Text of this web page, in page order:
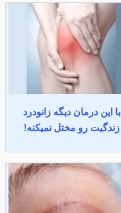
با این درمان دیگه زانودرد
زندگیت رو مختل نمیکنه!